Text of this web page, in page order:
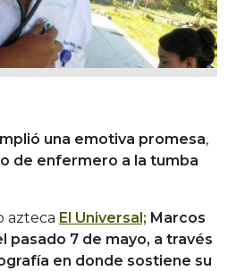
una emotiva promesa,
de enfermero a la tumba
azteca El Universal; Marcos
pasado 7 de mayo, a través
en donde sostiene su